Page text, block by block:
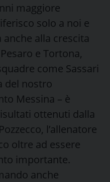
maggiore
solo a noi e
alla crescita
e Tortona,
come Sassari
del nostro
Messina – è
ottenuti dalla
l’allenatore
oltre ad essere
importante.
anche